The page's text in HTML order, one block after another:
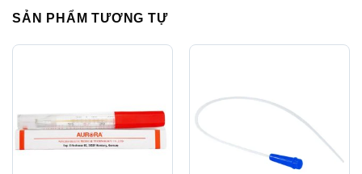
SẢN PHẨM TƯƠNG TỰ